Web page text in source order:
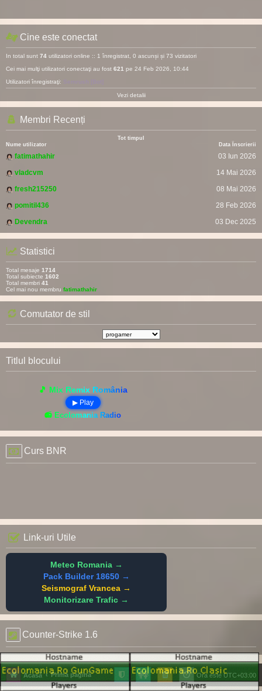
Cine este conectat
In total sunt 74 utilizatori online :: 1 înregistrat, 0 ascunși și 73 vizitatori
Cei mai mulţi utilizatori conectaţi au fost 621 pe 24 Feb 2026, 10:44
Utilizatori înregistraţi:
Vezi detalii
Membri Recenți
Tot timpul
Nume utilizator
Data Înscrierii
fatimathahir
03 Iun 2026
vladcvm
14 Mai 2026
fresh215250
08 Mai 2026
pomitil436
28 Feb 2026
Devendra
03 Dec 2025
Statistici
Total mesaje 1714
Total subiecte 1602
Total membri 41
Cel mai nou membru fatimathahir
Comutator de stil
Titlul blocului
🎵 Mix Remix România
▶ Play
📻 Ecolomania Radio
Curs BNR
Link-uri Utile
Meteo Romania →
Pack Builder 18650 →
Seismograf Vrancea →
Monitorizare Trafic →
Counter-Strike 1.6
Acasă Prima pagină Ora este UTC+03:00